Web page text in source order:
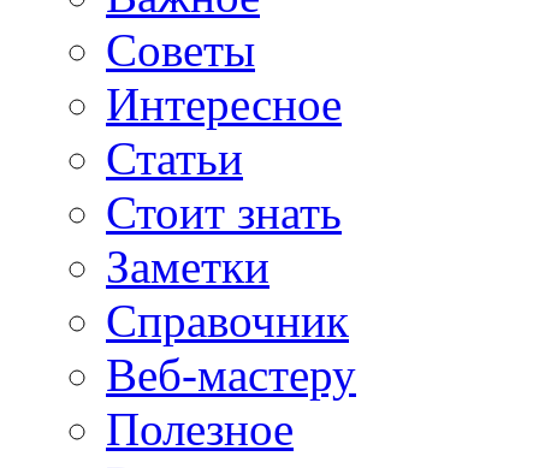
Советы
Интересное
Статьи
Стоит знать
Заметки
Справочник
Веб-мастеру
Полезное